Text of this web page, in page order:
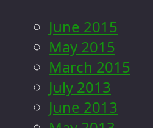
June 2015
May 2015
March 2015
July 2013
June 2013